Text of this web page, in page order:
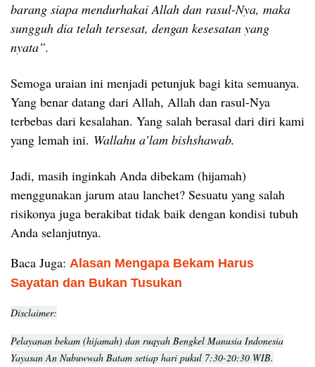
barang siapa mendurhakai Allah dan rasul-Nya, maka
sungguh dia telah tersesat, dengan kesesatan yang
nyata”.
Semoga uraian ini menjadi petunjuk bagi kita semuanya.
Yang benar datang dari Allah, Allah dan rasul-Nya
terbebas dari kesalahan. Yang salah berasal dari diri kami
yang lemah ini. Wallahu a’lam bishshawab.
Jadi, masih inginkah Anda dibekam (hijamah)
menggunakan jarum atau lanchet? Sesuatu yang salah
risikonya juga berakibat tidak baik dengan kondisi tubuh
Anda selanjutnya.
Baca Juga: Alasan Mengapa Bekam Harus
Sayatan dan Bukan Tusukan
Disclaimer:
Pelayanan bekam (hijamah) dan ruqyah Bengkel Manusia Indonesia
Yayasan An Nubuwwah Batam setiap hari pukul 7:30-20:30 WIB.